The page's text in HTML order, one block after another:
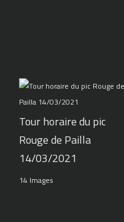
Tour horaire du pic
Rouge de Pailla
14/03/2021
14 Images